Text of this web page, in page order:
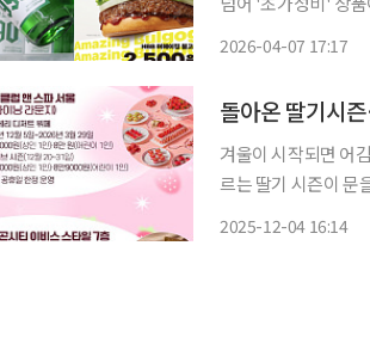
2026-04-07 17:17
돌아온 딸기시
겨울이 시작되면 어
르는 딸기 시즌이 문
2025-12-04 16:14